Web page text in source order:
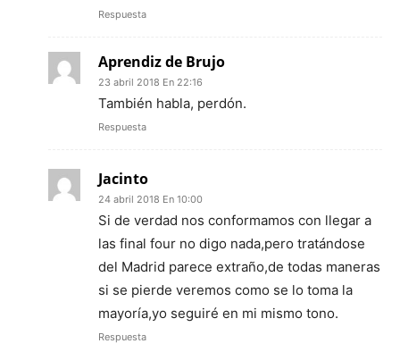
Respuesta
Aprendiz de Brujo
23 abril 2018 En 22:16
También habla, perdón.
Respuesta
Jacinto
24 abril 2018 En 10:00
Si de verdad nos conformamos con llegar a
las final four no digo nada,pero tratándose
del Madrid parece extraño,de todas maneras
si se pierde veremos como se lo toma la
mayoría,yo seguiré en mi mismo tono.
Respuesta